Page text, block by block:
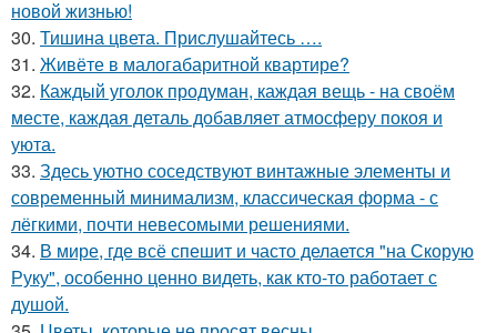
новой жизнью!
30. Тишина цвета. Прислушайтесь ….
31. Живёте в малогабаритной квартире?
32. Каждый уголок продуман, каждая вещь - на своём
месте, каждая деталь добавляет атмосферу покоя и
уюта.
33. Здесь уютно соседствуют винтажные элементы и
современный минимализм, классическая форма - с
лёгкими, почти невесомыми решениями.
34. В мире, где всё спешит и часто делается "на Скорую
Руку", особенно ценно видеть, как кто-то работает с
душой.